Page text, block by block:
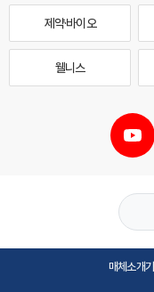
제약·바이오
웰니스
매체소개